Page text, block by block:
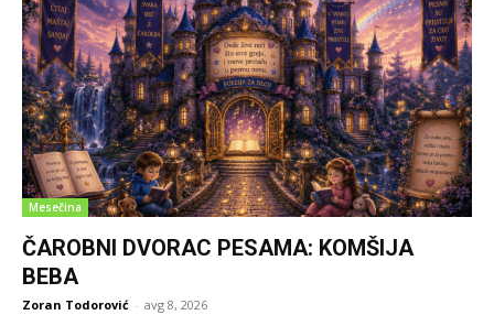
Mesečina
ČAROBNI DVORAC PESAMA: KOMŠIJA
BEBA
Zoran Todorović - avg 8, 2026